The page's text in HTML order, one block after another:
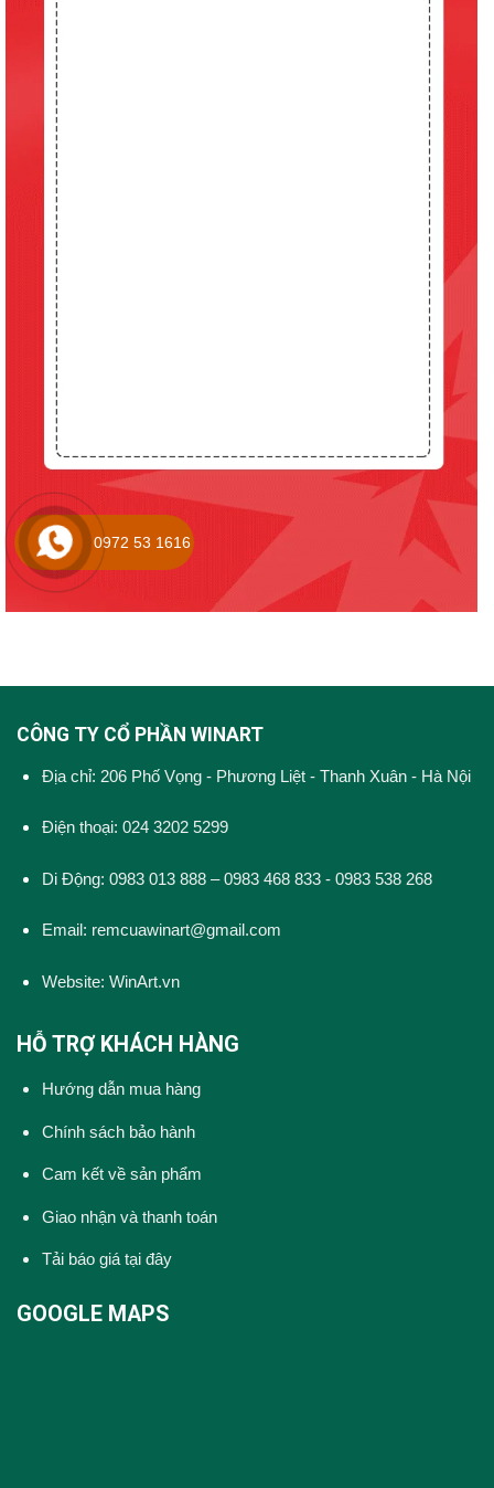
CÔNG TY CỔ PHẦN WINART
Địa chỉ: 206 Phố Vọng - Phương Liệt - Thanh Xuân - Hà Nội
Điện thoại: 024 3202 5299
Di Động: 0983 013 888 – 0983 468 833 - 0983 538 268
Email: remcuawinart@gmail.com
Website: WinArt.vn
HỖ TRỢ KHÁCH HÀNG
Hướng dẫn mua hàng
Chính sách bảo hành
Cam kết về sản phẩm
Giao nhận và thanh toán
Tải báo giá tại đây
GOOGLE MAPS
0972 53 1616